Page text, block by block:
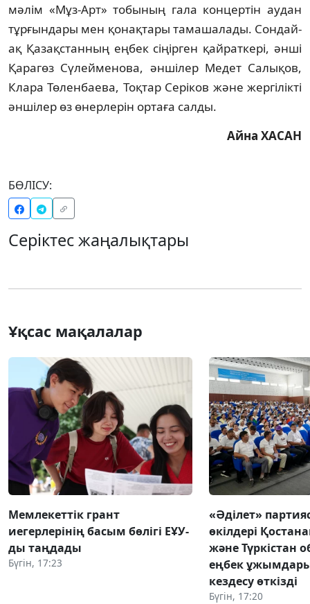
мәлім «Мұз-Арт» тобының гала концертін аудан
тұрғындары мен қонақтары тамашалады. Сондай-
ақ Қазақстанның еңбек сіңірген қайраткері, әнші
Қарагөз Сүлейменова, әншілер Медет Салықов,
Клара Төленбаева, Тоқтар Серіков және жергілікті
әншілер өз өнерлерін ортаға салды.
Айна ХАСАН
БӨЛІСУ:
Серіктес жаңалықтары
Ұқсас мақалалар
Мемлекеттік грант
иегерлерінің басым бөлігі ЕҰУ-
ды таңдады
Бүгін, 17:23
«Әділет»
өкілдері
және Түркістан
еңбек
кездесу өткізді
Бүгін, 17:20